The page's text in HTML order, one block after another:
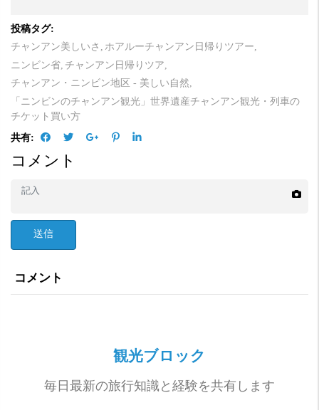
投稿タグ:
チャンアン美しいさ, ホアルーチャンアン日帰りツアー,
ニンビン省, チャンアン日帰りツア,
チャンアン・ニンビン地区 - 美しい自然,
「ニンビンのチャンアン観光」世界遺産チャンアン観光・列車の
チケット買い方
共有:
コメント
送信
コメント
観光ブロック
毎日最新の旅行知識と経験を共有します